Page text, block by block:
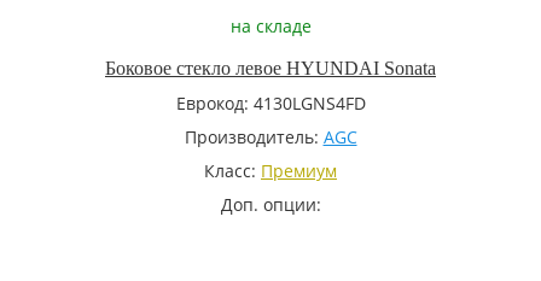
на складе
Боковое стекло левое HYUNDAI Sonata
Еврокод: 4130LGNS4FD
Производитель: AGC
Класс: Премиум
Доп. опции: